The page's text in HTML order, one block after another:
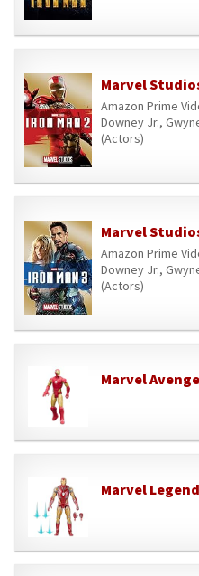
Marvel
Amazon Prime
Downey Jr.,
(Actors)
Marvel
Amazon Prime
Downey Jr.,
(Actors)